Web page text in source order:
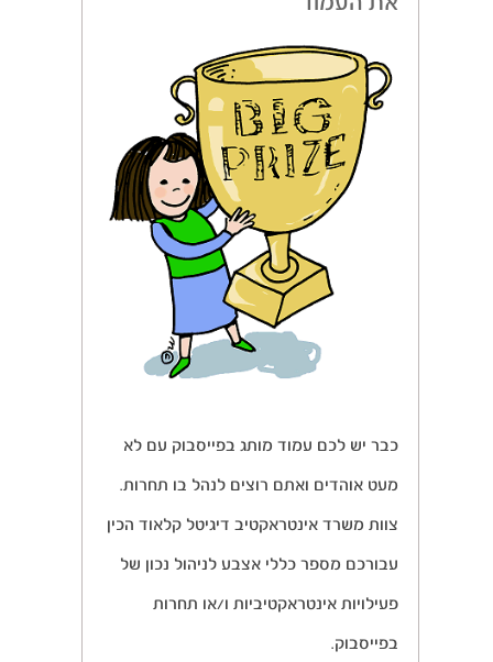
כבר יש לכם עמוד מותג בפייסבוק עם לא
מעט אוהדים ואתם רוצים לנהל בו תחרות.
צוות משרד אינטראקטיב דיגיטל קלאוד הכין
עבורכם מספר כללי אצבע לניהול נכון של
פעילויות אינטראקטיביות ו/או תחרות
בפייסבוק.